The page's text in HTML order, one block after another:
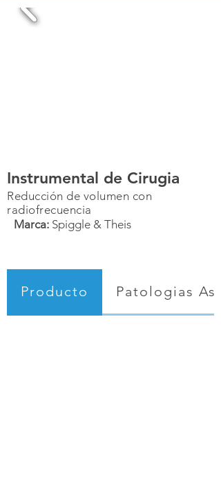
Instrumental de Cirugia
Reducción de volumen con
radiofrecuencia
Marca: Spiggle & Theis
Producto Patologias